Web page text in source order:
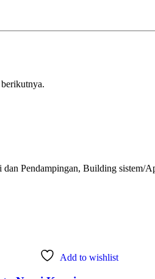
Pendampingan, Building sistem/
Add to wishlist